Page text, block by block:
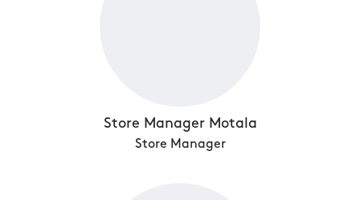
Store Manager Motala
Store Manager